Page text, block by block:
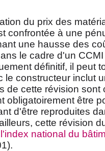
du prix des
confrontée à une
une hausse des
le cadre d'un
définitif, il peut
le constructeur inclut
de cette révision
obligatoirement être
d'être reproduites
cette révision
l'index national du